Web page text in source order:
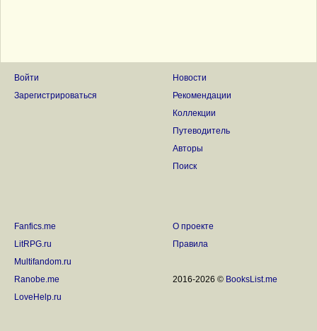
Войти
Зарегистрироваться
Новости
Рекомендации
Коллекции
Путеводитель
Авторы
Поиск
Fanfics.me
LitRPG.ru
Multifandom.ru
Ranobe.me
LoveHelp.ru
О проекте
Правила
2016-2026 © BooksList.me